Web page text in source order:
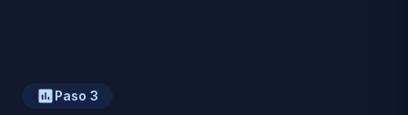
Paso 3